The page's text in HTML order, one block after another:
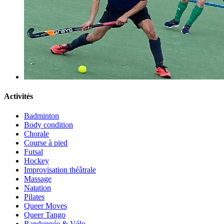
Activités
Badminton
Body condition
Chorale
Course à pied
Futsal
Hockey
Improvisation théâtrale
Massage
Natation
Pilates
Queer Moves
Queer Tango